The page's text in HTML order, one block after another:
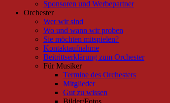
Sponsoren und Werbepartner
Orchester
Wer wir sind
Wo und wann wir proben
Sie möchten mitspielen?
Kontaktaufnahme
Beitrittserklärung zum Orchester
Für Musiker
Termine des Orchesters
Mitglieder
Gut zu wissen